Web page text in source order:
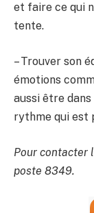
et faire ce qui
tente.
– Trouver son
émotions
aussi être
rythme qui est
Pour contacter
poste 8349.